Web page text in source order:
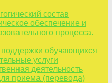
состав
обеспечение и
процесса.
обучающихся
услуги
деятельность
приема (перевода)